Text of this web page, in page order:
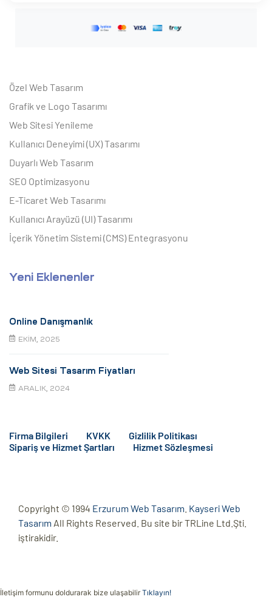
Özel Web Tasarım
Grafik ve Logo Tasarımı
Web Sitesi Yenileme
Kullanıcı Deneyimi (UX) Tasarımı
Duyarlı Web Tasarım
SEO Optimizasyonu
E-Ticaret Web Tasarımı
Kullanıcı Arayüzü (UI) Tasarımı
İçerik Yönetim Sistemi (CMS) Entegrasyonu
Yeni Eklenenler
Online Danışmanlık
EKIM, 2025
Web Sitesi Tasarım Fiyatları
ARALIK, 2024
Firma Bilgileri KVKK
Gizlilik Politikası
Sipariş ve Hizmet Şartları
Hizmet Sözleşmesi
Copyright © 1994 Erzurum Web Tasarım Kayseri Web
Tasarım All Rights Reserved. Bu site bir TRLine Ltd.Şti.
iştirakidir.
İletişim formunu doldurarak bize ulaşabilir Tıklayın!